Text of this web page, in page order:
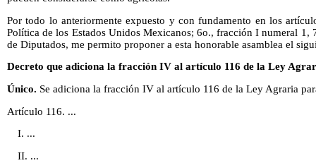
Por todo lo anteriormente expuesto y con fundamento en los
Política de los Estados Unidos Mexicanos; 6o., fracción I numeral 1,
de Diputados, me permito proponer a esta honorable asamblea el
Decreto que adiciona la fracción IV al artículo 116 de la Ley
Único. Se adiciona la fracción IV al artículo 116 de la Ley Agraria
Artículo 116. ...
I. ...
II. ...